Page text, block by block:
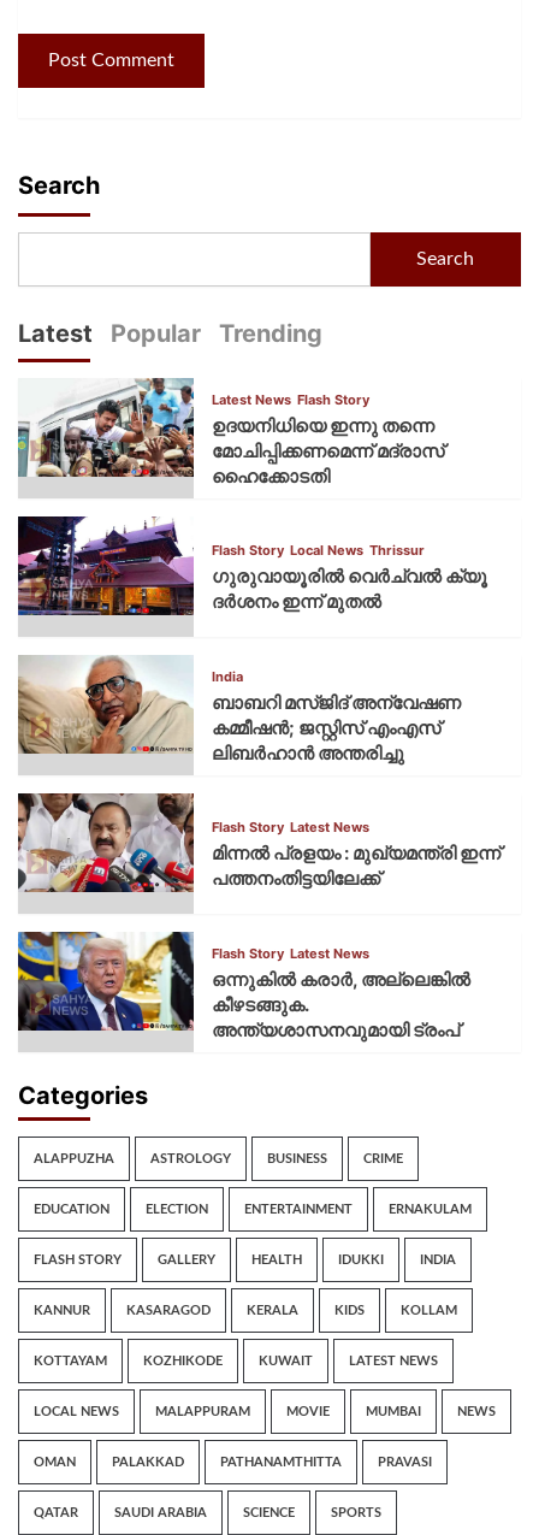
Search
Search
Latest Popular Trending
Latest News Flash Story
ഉദയനിധിയെ ഇന്നു തന്നെ
മോചിപ്പിക്കണമെന്ന് മദ്രാസ്
ഹൈക്കോടതി
Flash Story Local News Thrissur
ഗുരുവായൂരില്‍ വെര്‍ച്വല്‍ ക്യൂ
ദര്‍ശനം ഇന്ന് മുതല്‍
India
ബാബറി മസ്ജിദ് അന്വേഷണ
കമ്മീഷന്‍; ജസ്റ്റിസ് എംഎസ്
ലിബര്‍ഹാന്‍ അന്തരിച്ചു
Flash Story Latest News
മിന്നല്‍ പ്രളയം : മുഖ്യമന്ത്രി ഇന്ന്
പത്തനംതിട്ടയിലേക്ക്
Flash Story Latest News
ഒന്നുകില്‍ കരാര്‍, അല്ലെങ്കില്‍
കീഴടങ്ങുക.
അന്ത്യശാസനവുമായി ട്രംപ്
Categories
ALAPPUZHA ASTROLOGY BUSINESS CRIME
EDUCATION ELECTION ENTERTAINMENT ERNAKULAM
FLASH STORY GALLERY HEALTH IDUKKI INDIA
KANNUR KASARAGOD KERALA KIDS KOLLAM
KOTTAYAM KOZHIKODE KUWAIT LATEST NEWS
LOCAL NEWS MALAPPURAM MOVIE MUMBAI NEWS
OMAN PALAKKAD PATHANAMTHITTA PRAVASI
QATAR SAUDI ARABIA SCIENCE SPORTS